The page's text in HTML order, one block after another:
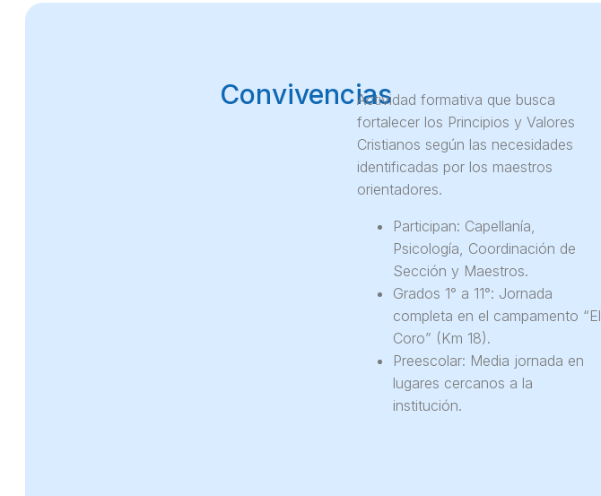
ConvivenciasActividad formativa que busca
fortalecer los Principios y Valores
Cristianos según las necesidades
identificadas por los maestros
orientadores.
Participan: Capellanía,
Psicología, Coordinación de
Sección y Maestros.
Grados 1° a 11°: Jornada
completa en el campamento “El
Coro” (Km 18).
Preescolar: Media jornada en
lugares cercanos a la
institución.